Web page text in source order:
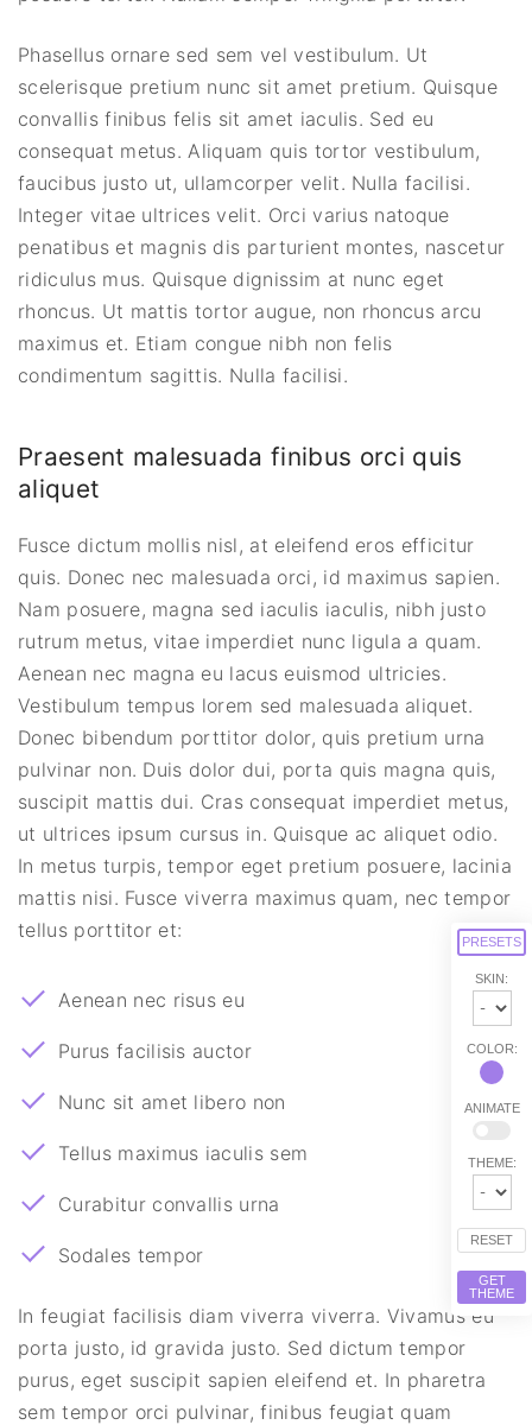
Phasellus ornare sed sem vel vestibulum. Ut
scelerisque pretium nunc sit amet pretium. Quisque
convallis finibus felis sit amet iaculis. Sed eu
consequat metus. Aliquam quis tortor vestibulum,
faucibus justo ut, ullamcorper velit. Nulla facilisi.
Integer vitae ultrices velit. Orci varius natoque
penatibus et magnis dis parturient montes, nascetur
ridiculus mus. Quisque dignissim at nunc eget
rhoncus. Ut mattis tortor augue, non rhoncus arcu
maximus et. Etiam congue nibh non felis
condimentum sagittis. Nulla facilisi.
Praesent malesuada finibus orci quis
aliquet
Fusce dictum mollis nisl, at eleifend eros efficitur
quis. Donec nec malesuada orci, id maximus sapien.
Nam posuere, magna sed iaculis iaculis, nibh justo
rutrum metus, vitae imperdiet nunc ligula a quam.
Aenean nec magna eu lacus euismod ultricies.
Vestibulum tempus lorem sed malesuada aliquet.
Donec bibendum porttitor dolor, quis pretium urna
pulvinar non. Duis dolor dui, porta quis magna quis,
suscipit mattis dui. Cras consequat imperdiet metus,
ut ultrices ipsum cursus in. Quisque ac aliquet odio.
In metus turpis, tempor eget pretium posuere, lacinia
mattis nisi. Fusce viverra maximus quam, nec tempor
tellus porttitor et:
Aenean nec risus eu
Purus facilisis auctor
Nunc sit amet libero non
Tellus maximus iaculis sem
Curabitur convallis urna
Sodales tempor
In feugiat facilisis diam viverra viverra. Vivamus eu
porta justo, id gravida justo. Sed dictum tempor
purus, eget suscipit sapien eleifend et. In pharetra
sem tempor orci pulvinar, finibus feugiat quam
PRESETS
SKIN:
COLOR:
ANIMATE
THEME:
RESET
GET
THEME